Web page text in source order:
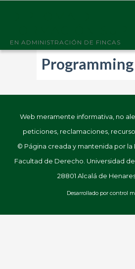
EN ADMINISTRACIÓN DE FINCAS
Programming
Web meramente informativa, no
peticiones, reclamaciones,
© Página creada y mantenida por la
Facultad de Derecho. Universidad de
28801 Alcalá de
Desarrollado por control